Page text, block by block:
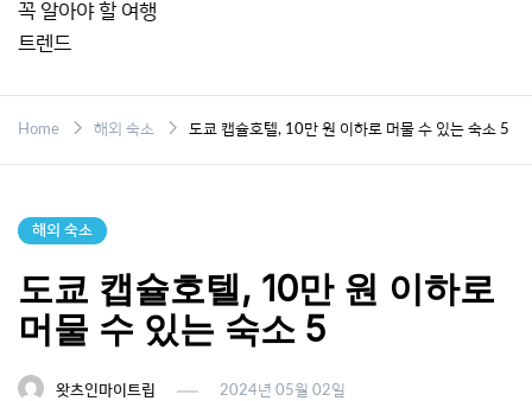
꼭 알아야 할 여행
트렌드
Home 해외 숙소 도쿄 캡슐호텔, 10만 원 이하로 머물 수 있는 숙소 5
해외 숙소
도쿄 캡슐호텔, 10만 원 이하로
머물 수 있는 숙소 5
왓츠인마이트립 2024년 05월 02일